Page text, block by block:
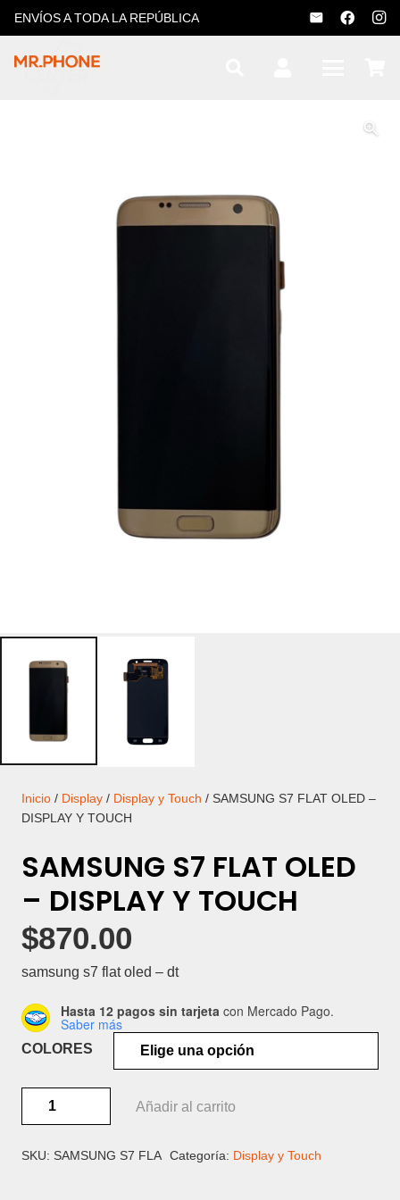
ENVÍOS A TODA LA REPÚBLICA
Inicio / Display / Display y Touch / SAMSUNG S7 FLAT OLED –
DISPLAY Y TOUCH
SAMSUNG S7 FLAT OLED
– DISPLAY Y TOUCH
$870.00
samsung s7 flat oled – dt
Hasta 12 pagos sin tarjeta con Mercado Pago.
Saber más
COLORES
OLED
Añadir al carrito
SKU: SAMSUNG S7 FLA Categoría: Display y Touch